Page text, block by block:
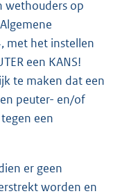
wethouders op
met het instellen
een KANS!
te maken dat een
peuter- en/of
een
er geen
worden en